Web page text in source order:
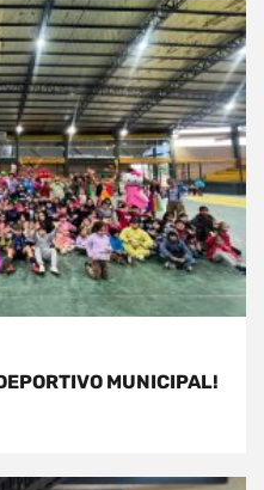
MUNICIPAL!